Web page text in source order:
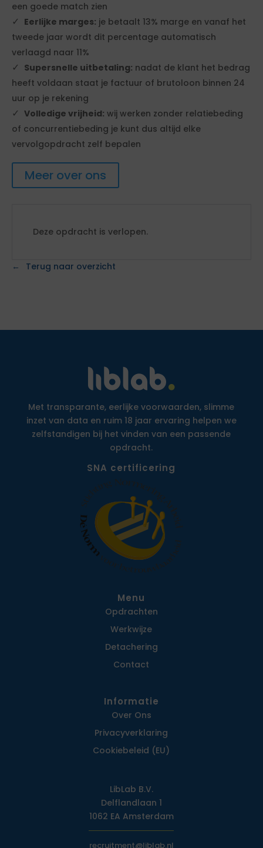
een goede match zien
Eerlijke marges: je betaalt 13% marge en vanaf het
tweede jaar wordt dit percentage automatisch
verlaagd naar 11%
Supersnelle uitbetaling: nadat de klant het bedrag
heeft voldaan staat je factuur of brutoloon binnen 24
uur op je rekening
Volledige vrijheid: wij werken zonder relatiebeding
of concurrentiebeding je kunt dus altijd elke
vervolgopdracht zelf bepalen
Meer over ons
Deze opdracht is verlopen.
Terug naar overzicht
Met transparante, eerlijke voorwaarden, slimme
inzet van data en ruim 18 jaar ervaring helpen we
zelfstandigen bij het vinden van een passende
opdracht.
SNA certificering
Menu
Opdrachten
Werkwijze
Detachering
Contact
Informatie
Over Ons
Privacy­verklaring
Cookiebeleid (EU)
LibLab B.V.
Delflandlaan 1
1062 EA Amsterdam
recruitment@liblab.nl